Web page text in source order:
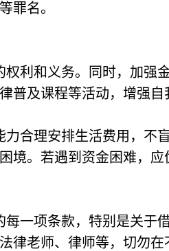
罪名。
利和义务。同时，加强
及课程等活动，增强自
合理安排生活费用，不
境。若遇到资金困难，
一项条款，特别是关于
律老师、律师等，切勿